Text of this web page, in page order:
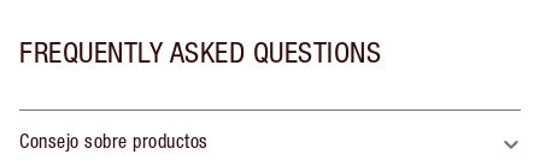
FREQUENTLY ASKED QUESTIONS
Consejo sobre productos